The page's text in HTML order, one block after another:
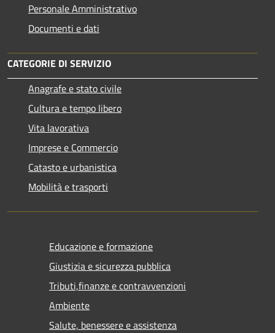
Personale Amministrativo
Documenti e dati
CATEGORIE DI SERVIZIO
Anagrafe e stato civile
Cultura e tempo libero
Vita lavorativa
Imprese e Commercio
Catasto e urbanistica
Mobilità e trasporti
Educazione e formazione
Giustizia e sicurezza pubblica
Tributi,finanze e contravvenzioni
Ambiente
Salute, benessere e assistenza